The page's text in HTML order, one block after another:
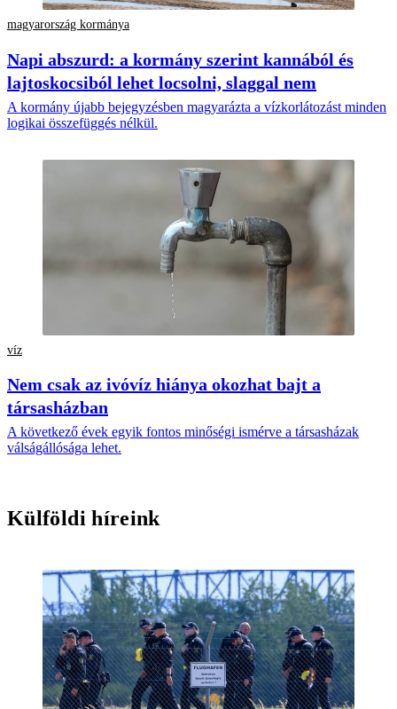
magyarország kormánya
Napi abszurd: a kormány szerint kannából és
lajtoskocsiból lehet locsolni, slaggal nem
A kormány újabb bejegyzésben magyarázta a vízkorlátozást minden
logikai összefüggés nélkül.
víz
Nem csak az ivóvíz hiánya okozhat bajt a
társasházban
A következő évek egyik fontos minőségi ismérve a társasházak
válságállósága lehet.
Külföldi híreink